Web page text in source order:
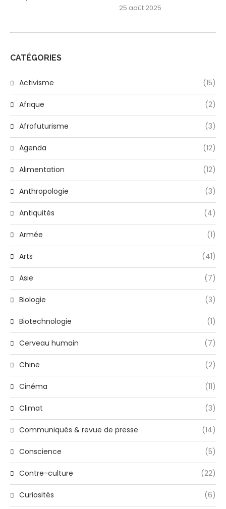
25 août 2025
CATÉGORIES
Activisme (15)
Afrique (2)
Afrofuturisme (3)
Agenda (12)
Alimentation (12)
Anthropologie (3)
Antiquités (4)
Armée (1)
Arts (41)
Asie (7)
Biologie (3)
Biotechnologie (1)
Cerveau humain (7)
Chine (2)
Cinéma (11)
Climat (3)
Communiqués & revue de presse (14)
Conscience (5)
Contre-culture (22)
Curiosités (6)